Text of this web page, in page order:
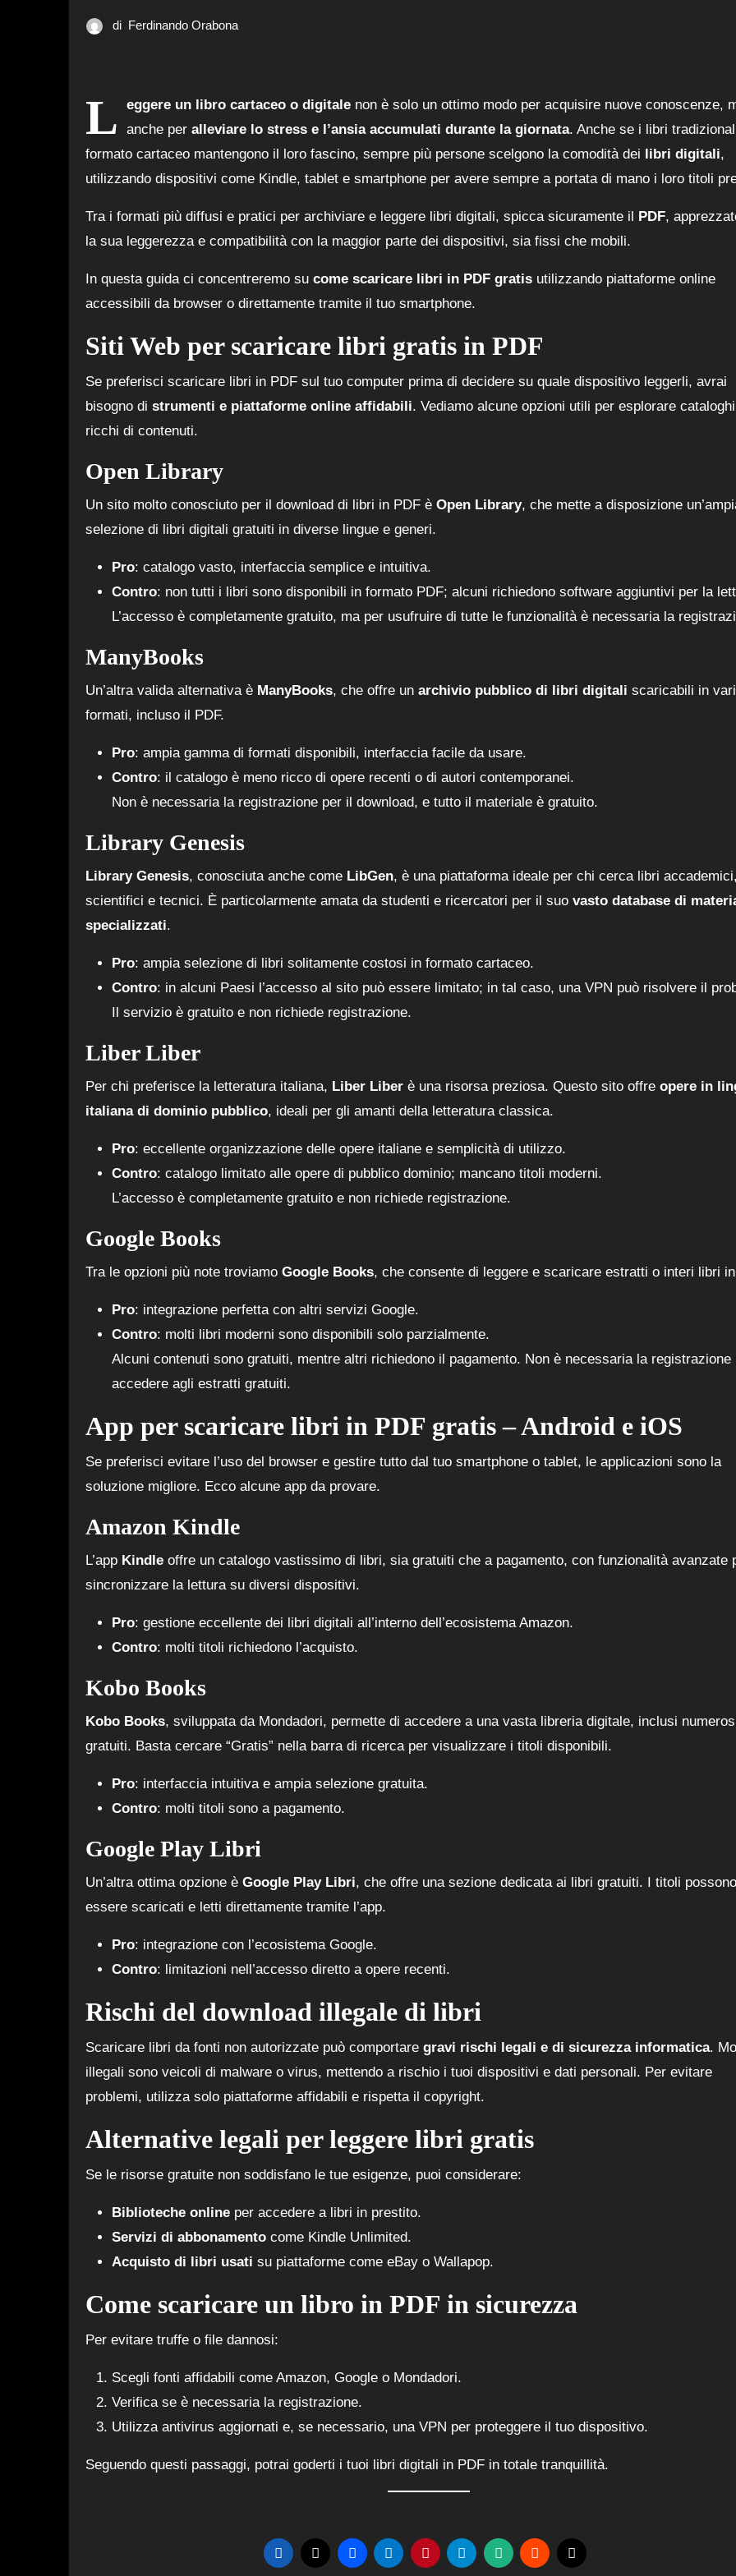
di Ferdinando Orabona
L eggere un libro cartaceo o digitale non è solo un ottimo modo per acquisire nuove conoscenze,
anche per alleviare lo stress e l’ansia accumulati durante la giornata. Anche se i libri
formato cartaceo mantengono il loro fascino, sempre più persone scelgono la comodità dei libri digitali,
utilizzando dispositivi come Kindle, tablet e smartphone per avere sempre a portata di mano i loro titoli
Tra i formati più diffusi e pratici per archiviare e leggere libri digitali, spicca sicuramente il PDF,
la sua leggerezza e compatibilità con la maggior parte dei dispositivi, sia fissi che mobili.
In questa guida ci concentreremo su come scaricare libri in PDF gratis utilizzando piattaforme online
accessibili da browser o direttamente tramite il tuo smartphone.
Siti Web per scaricare libri gratis in PDF
Se preferisci scaricare libri in PDF sul tuo computer prima di decidere su quale dispositivo leggerli, avrai
bisogno di strumenti e piattaforme online affidabili. Vediamo alcune opzioni utili per esplorare cataloghi
ricchi di contenuti.
Open Library
Un sito molto conosciuto per il download di libri in PDF è Open Library, che mette a disposizione
selezione di libri digitali gratuiti in diverse lingue e generi.
Pro: catalogo vasto, interfaccia semplice e intuitiva.
Contro: non tutti i libri sono disponibili in formato PDF; alcuni richiedono software aggiuntivi per la
L’accesso è completamente gratuito, ma per usufruire di tutte le funzionalità è necessaria la
ManyBooks
Un’altra valida alternativa è ManyBooks, che offre un archivio pubblico di libri digitali scaricabili in vari
formati, incluso il PDF.
Pro: ampia gamma di formati disponibili, interfaccia facile da usare.
Contro: il catalogo è meno ricco di opere recenti o di autori contemporanei.
Non è necessaria la registrazione per il download, e tutto il materiale è gratuito.
Library Genesis
Library Genesis, conosciuta anche come LibGen, è una piattaforma ideale per chi cerca libri accademici,
scientifici e tecnici. È particolarmente amata da studenti e ricercatori per il suo vasto database di
specializzati.
Pro: ampia selezione di libri solitamente costosi in formato cartaceo.
Contro: in alcuni Paesi l’accesso al sito può essere limitato; in tal caso, una VPN può risolvere il
Il servizio è gratuito e non richiede registrazione.
Liber Liber
Per chi preferisce la letteratura italiana, Liber Liber è una risorsa preziosa. Questo sito offre opere in
italiana di dominio pubblico, ideali per gli amanti della letteratura classica.
Pro: eccellente organizzazione delle opere italiane e semplicità di utilizzo.
Contro: catalogo limitato alle opere di pubblico dominio; mancano titoli moderni.
L’accesso è completamente gratuito e non richiede registrazione.
Google Books
Tra le opzioni più note troviamo Google Books, che consente di leggere e scaricare estratti o interi libri in
Pro: integrazione perfetta con altri servizi Google.
Contro: molti libri moderni sono disponibili solo parzialmente.
Alcuni contenuti sono gratuiti, mentre altri richiedono il pagamento. Non è necessaria la registrazione
accedere agli estratti gratuiti.
App per scaricare libri in PDF gratis – Android e iOS
Se preferisci evitare l’uso del browser e gestire tutto dal tuo smartphone o tablet, le applicazioni sono la
soluzione migliore. Ecco alcune app da provare.
Amazon Kindle
L’app Kindle offre un catalogo vastissimo di libri, sia gratuiti che a pagamento, con funzionalità avanzate
sincronizzare la lettura su diversi dispositivi.
Pro: gestione eccellente dei libri digitali all’interno dell’ecosistema Amazon.
Contro: molti titoli richiedono l’acquisto.
Kobo Books
Kobo Books, sviluppata da Mondadori, permette di accedere a una vasta libreria digitale, inclusi
gratuiti. Basta cercare “Gratis” nella barra di ricerca per visualizzare i titoli disponibili.
Pro: interfaccia intuitiva e ampia selezione gratuita.
Contro: molti titoli sono a pagamento.
Google Play Libri
Un’altra ottima opzione è Google Play Libri, che offre una sezione dedicata ai libri gratuiti. I titoli possono
essere scaricati e letti direttamente tramite l’app.
Pro: integrazione con l’ecosistema Google.
Contro: limitazioni nell’accesso diretto a opere recenti.
Rischi del download illegale di libri
Scaricare libri da fonti non autorizzate può comportare gravi rischi legali e di sicurezza informatica.
illegali sono veicoli di malware o virus, mettendo a rischio i tuoi dispositivi e dati personali. Per evitare
problemi, utilizza solo piattaforme affidabili e rispetta il copyright.
Alternative legali per leggere libri gratis
Se le risorse gratuite non soddisfano le tue esigenze, puoi considerare:
Biblioteche online per accedere a libri in prestito.
Servizi di abbonamento come Kindle Unlimited.
Acquisto di libri usati su piattaforme come eBay o Wallapop.
Come scaricare un libro in PDF in sicurezza
Per evitare truffe o file dannosi:
Scegli fonti affidabili come Amazon, Google o Mondadori.
Verifica se è necessaria la registrazione.
Utilizza antivirus aggiornati e, se necessario, una VPN per proteggere il tuo dispositivo.
Seguendo questi passaggi, potrai goderti i tuoi libri digitali in PDF in totale tranquillità.